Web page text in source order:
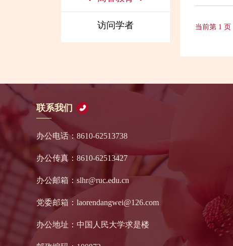
访问学者 当前第 1 页
联系我们
办公电话：8610-62513738
办公传真：8610-62513427
办公邮箱：slhr@ruc.edu.cn
党委邮箱：laorendangwei@126.com
办公地址：中国人民大学求是楼